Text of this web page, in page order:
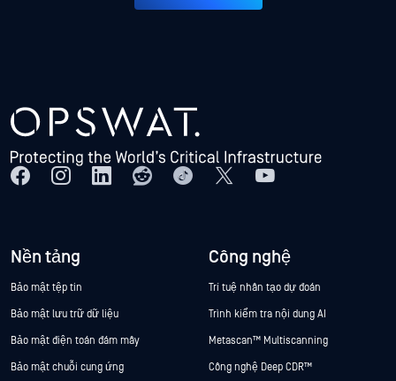
Nền tảng
Bảo mật tệp tin
Bảo mật lưu trữ dữ liệu
Bảo mật điện toán đám mây
Bảo mật chuỗi cung ứng
Công nghệ
Trí tuệ nhân tạo dự đoán
Trình kiểm tra nội dung AI
Metascan™ Multiscanning
Công nghệ Deep CDR™